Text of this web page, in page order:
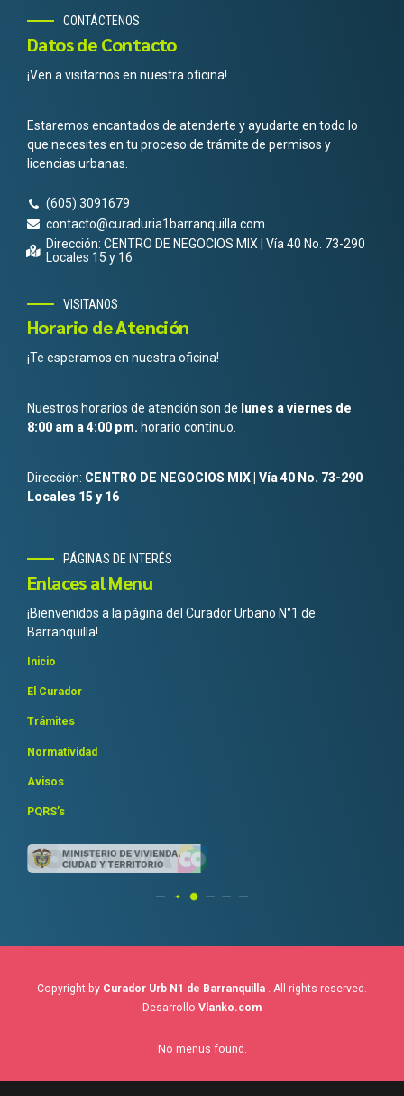
CONTÁCTENOS
Datos de Contacto
¡Ven a visitarnos en nuestra oficina!
Estaremos encantados de atenderte y ayudarte en todo lo
que necesites en tu proceso de trámite de permisos y
licencias urbanas.
(605) 3091679
contacto@curaduria1barranquilla.com
Dirección: CENTRO DE NEGOCIOS MIX | Vía 40 No. 73-290
Locales 15 y 16
VISITANOS
Horario de Atención
¡Te esperamos en nuestra oficina!
Nuestros horarios de atención son de lunes a viernes de
8:00 am a 4:00 pm. horario continuo.
Dirección: CENTRO DE NEGOCIOS MIX | Vía 40 No. 73-290
Locales 15 y 16
PÁGINAS DE INTERÉS
Enlaces al Menu
¡Bienvenidos a la página del Curador Urbano N°1 de
Barranquilla!
Inicio
El Curador
Trámites
Normatividad
Avisos
PQRS’s
Copyright by Curador Urb N1 de Barranquilla . All rights reserved.
Desarrollo Vlanko.com
No menus found.